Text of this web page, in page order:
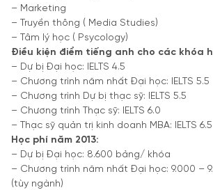
– Marketing
– Truyền thông ( Media Studies)
– Tâm lý học ( Psycology)
Điều kiện điểm tiếng anh cho các khóa
– Dự bị Đại học: IELTS 4.5
– Chương trình năm nhất Đại học: IELTS 5.5
– Chương trình Dự bị thạc sỹ: IELTS 5.5
– Chương trình Thạc sỹ: IELTS 6.0
– Thạc sỹ quản trị kinh doanh MBA: IELTS 6.5
Học phí năm 2013:
– Dự bị Đại học: 8.600 bảng/ khóa
– Chương trình năm nhất Đại học: 9.000 –
(tùy ngành)